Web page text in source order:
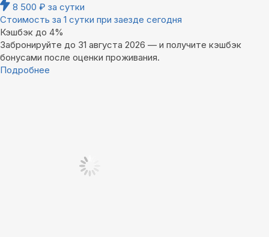
8 500 ₽ за сутки
Стоимость за 1 сутки при заезде сегодня
Кэшбэк до 4%
Забронируйте до 31 августа 2026 — и получите кэшбэк
бонусами после оценки проживания.
Подробнее